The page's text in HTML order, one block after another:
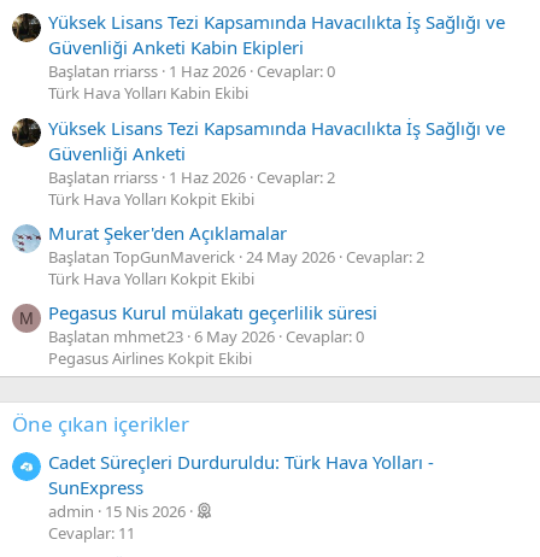
Yüksek Lisans Tezi Kapsamında Havacılıkta İş Sağlığı ve
Güvenliği Anketi Kabin Ekipleri
Başlatan rriarss 1 Haz 2026 Cevaplar: 0
Türk Hava Yolları Kabin Ekibi
Yüksek Lisans Tezi Kapsamında Havacılıkta İş Sağlığı ve
Güvenliği Anketi
Başlatan rriarss 1 Haz 2026 Cevaplar: 2
Türk Hava Yolları Kokpit Ekibi
Murat Şeker'den Açıklamalar
Başlatan TopGunMaverick 24 May 2026 Cevaplar: 2
Türk Hava Yolları Kokpit Ekibi
M Pegasus Kurul mülakatı geçerlilik süresi
Başlatan mhmet23 6 May 2026 Cevaplar: 0
Pegasus Airlines Kokpit Ekibi
Öne çıkan içerikler
Cadet Süreçleri Durduruldu: Türk Hava Yolları -
SunExpress
admin
15 Nis 2026
Cevaplar: 11